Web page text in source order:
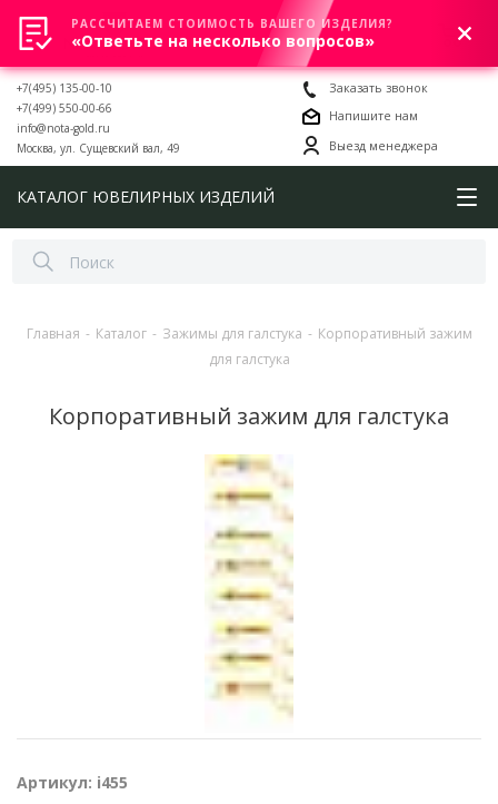
0
+7(495) 135-00-10
+7(499) 550-00-66
info@nota-gold.ru
Москва, ул. Сущевский вал, 49
Заказать звонок
Напишите нам
Выезд менеджера
КАТАЛОГ ЮВЕЛИРНЫХ ИЗДЕЛИЙ
Главная - Каталог - Зажимы для галстука - Корпоративный зажим
для галстука
Корпоративный зажим для галстука
Артикул: i455
РАССЧИТАЕМ СТОИМОСТЬ ВАШЕГО ИЗДЕЛИЯ?
«Ответьте на несколько вопросов»